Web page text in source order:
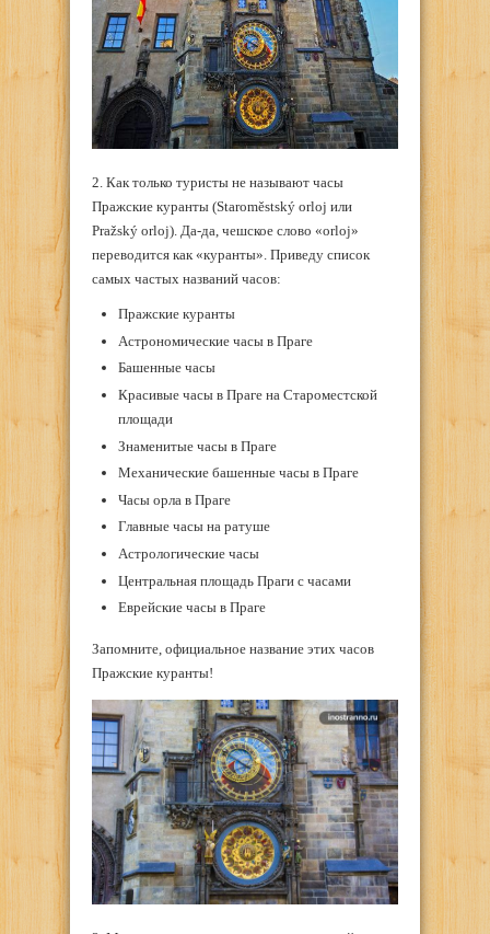
2. Как только туристы не называют часы
Пражские куранты (Staroměstský orloj или
Pražský orloj). Да-да, чешское слово «orloj»
переводится как «куранты». Приведу список
самых частых названий часов:
Пражские куранты
Астрономические часы в Праге
Башенные часы
Красивые часы в Праге на Староместской
площади
Знаменитые часы в Праге
Механические башенные часы в Праге
Часы орла в Праге
Главные часы на ратуше
Астрологические часы
Центральная площадь Праги с часами
Еврейские часы в Праге
Запомните, официальное название этих часов
Пражские куранты!